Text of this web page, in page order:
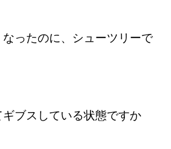
ったのに、シューツリーで
ブスしている状態ですか